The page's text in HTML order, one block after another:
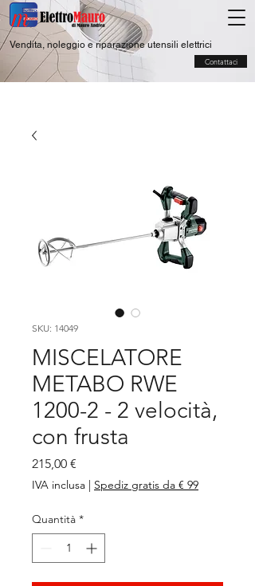
Vendita, noleggio e riparazione utensili elettrici
Contattaci
SKU: 14049
MISCELATORE
METABO RWE
1200-2 - 2 velocità,
con frusta
215,00 €
IVA inclusa | Spediz gratis da € 99
Quantità *